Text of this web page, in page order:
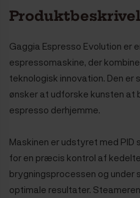
Gaggia Espresso Evolution er
espressomaskine, der
teknologisk innovation. Den
ønsker at udforske kunsten at
espresso derhjemme.
Maskinen er udstyret med PID
for en præcis kontrol af
brygningsprocessen og under
optimale resultater.